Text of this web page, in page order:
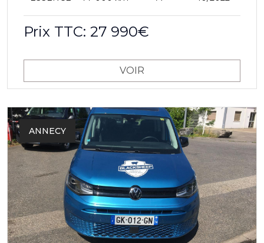
Prix TTC: 27 990€
VOIR
ANNECY